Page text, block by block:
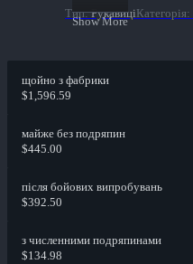
Show More
Тип: РукавиціКатегорія:
щойно з фабрики
$1,596.59
майже без подряпин
$445.00
після бойових випробувань
$392.50
з численними подряпинами
$134.98